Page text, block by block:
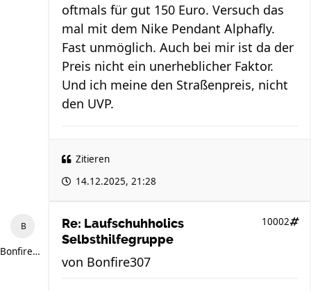
oftmals für gut 150 Euro. Versuch das
mal mit dem Nike Pendant Alphafly.
Fast unmöglich. Auch bei mir ist da der
Preis nicht ein unerheblicher Faktor.
Und ich meine den Straßenpreis, nicht
den UVP.
Zitieren
14.12.2025, 21:28
Bonfire307
Re: Laufschuhholics
Selbsthilfegruppe
10002
von Bonfire307